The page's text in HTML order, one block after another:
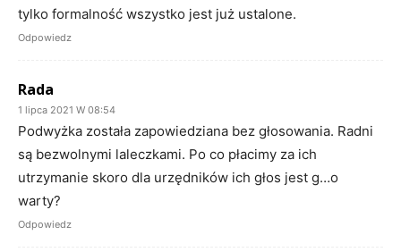
tylko formalność wszystko jest już ustalone.
Odpowiedz
Rada
1 lipca 2021 W 08:54
Podwyżka została zapowiedziana bez głosowania. Radni
są bezwolnymi laleczkami. Po co płacimy za ich
utrzymanie skoro dla urzędników ich głos jest g…o
warty?
Odpowiedz